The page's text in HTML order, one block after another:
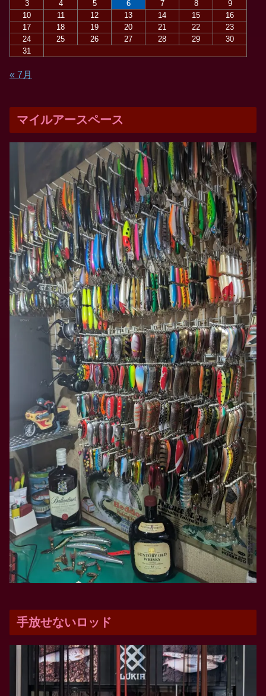
3
4 5 6 7 8
9
10
11 12 13 14 15
16
17
18 19 20 21 22
23
24
25 26 27 28 29
30
31
« 7月
マイルアースペース
手放せないロッド